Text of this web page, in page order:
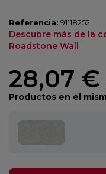
Referencia: 91118252
Descubre más de la
Roadstone Wall
28,07 €
Productos en el